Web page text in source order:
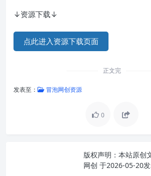
↓资源下载↓
点此进入资源下载页面
正文完
发表至： 冒泡网创资源
0
版权声明： 本站原创
网创 于2026-05-20发